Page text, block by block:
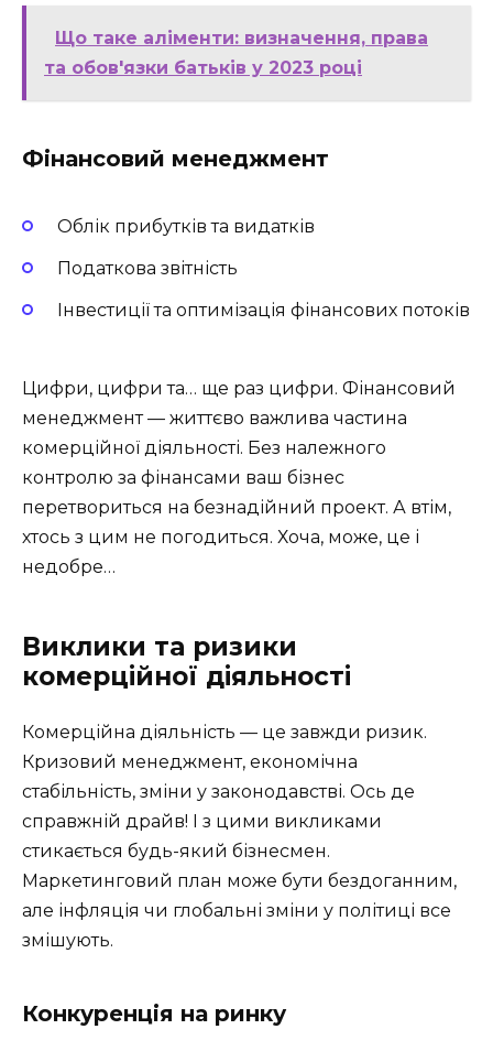
Що таке аліменти: визначення, права
та обов'язки батьків у 2023 році
Фінансовий менеджмент
Облік прибутків та видатків
Податкова звітність
Інвестиції та оптимізація фінансових потоків
Цифри, цифри та… ще раз цифри. Фінансовий
менеджмент — життєво важлива частина
комерційної діяльності. Без належного
контролю за фінансами ваш бізнес
перетвориться на безнадійний проект. А втім,
хтось з цим не погодиться. Хоча, може, це і
недобре…
Виклики та ризики
комерційної діяльності
Комерційна діяльність — це завжди ризик.
Кризовий менеджмент, економічна
стабільність, зміни у законодавстві. Ось де
справжній драйв! І з цими викликами
стикається будь-який бізнесмен.
Маркетинговий план може бути бездоганним,
але інфляція чи глобальні зміни у політиці все
змішують.
Конкуренція на ринку